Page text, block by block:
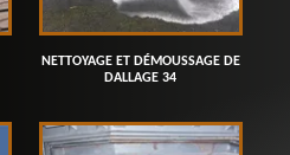
NETTOYAGE ET DÉMOUSSAGE DE
DALLAGE 34